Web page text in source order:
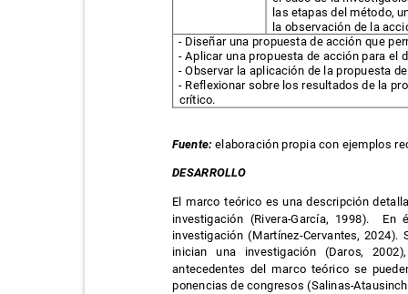
las etapas del método,
la observación de la
- Diseñar una propuesta de acción que
- Aplicar una propuesta de acción para
- Observar la aplicación de la propuesta
- Reflexionar sobre los resultados de la
crítico.
Fuente:elaboración propia con ejemplos
DESARROLLO
El marco teórico es una descripción
investigación (Rivera-García, 1998).
En
investigación (Martínez-Cervantes,
inician una investigación (Daros,
antecedentes del marco teórico se
ponencias de congresos (Salinas-